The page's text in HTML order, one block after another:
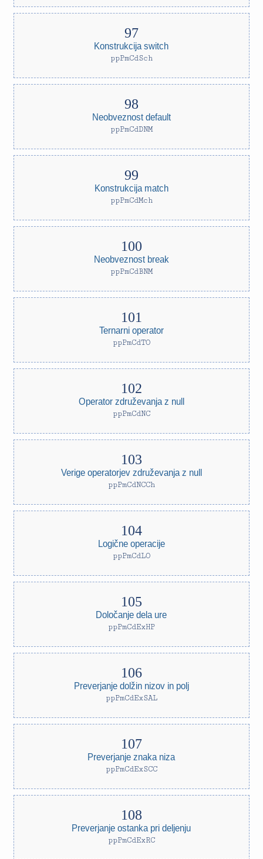
Konstrukcija switch
ppPmCdSch
Neobveznost default
ppPmCdDNM
Konstrukcija match
ppPmCdMch
Neobveznost break
ppPmCdBNM
Ternarni operator
ppPmCdTO
Operator združevanja z null
ppPmCdNC
Verige operatorjev združevanja z null
ppPmCdNCCh
Logične operacije
ppPmCdLO
Določanje dela ure
ppPmCdExHP
Preverjanje dolžin nizov in polj
ppPmCdExSAL
Preverjanje znaka niza
ppPmCdExSCC
Preverjanje ostanka pri deljenju
ppPmCdExRC